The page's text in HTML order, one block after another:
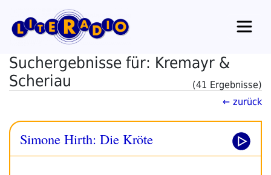
Inhalt
springen
Suchergebnisse für: Kremayr &
Scheriau
(41 Ergebnisse)
← zurück
Simone Hirth: Die Kröte